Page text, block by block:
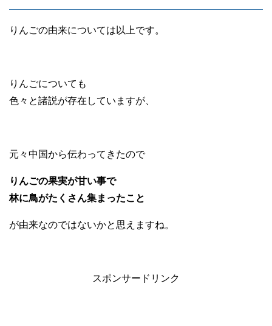
りんごの由来については以上です。
りんごについても
色々と諸説が存在していますが、
元々中国から伝わってきたので
りんごの果実が甘い事で
林に鳥がたくさん集まったこと
が由来なのではないかと思えますね。
スポンサードリンク